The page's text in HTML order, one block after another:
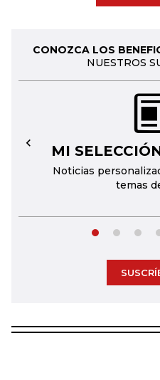
CONOZCA LOS
NUESTROS
MI
Noticias
temas
←